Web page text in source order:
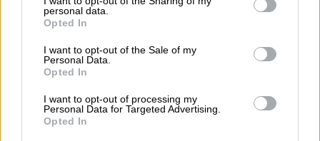
personal data.
Opted In
I want to opt-out of the Sale of my
Personal Data.
Opted In
I want to opt-out of processing my
Personal Data for Targeted Advertising.
Opted In
Προσθέστε το στις Αγαπημένες Πηγές της Google
, ώστε να
βλέπετε συχνότερα τις ειδήσεις μας στο Google Discover.
Προσθήκη του Paidis.com
ολοκληρώσετε την προσθήκη.